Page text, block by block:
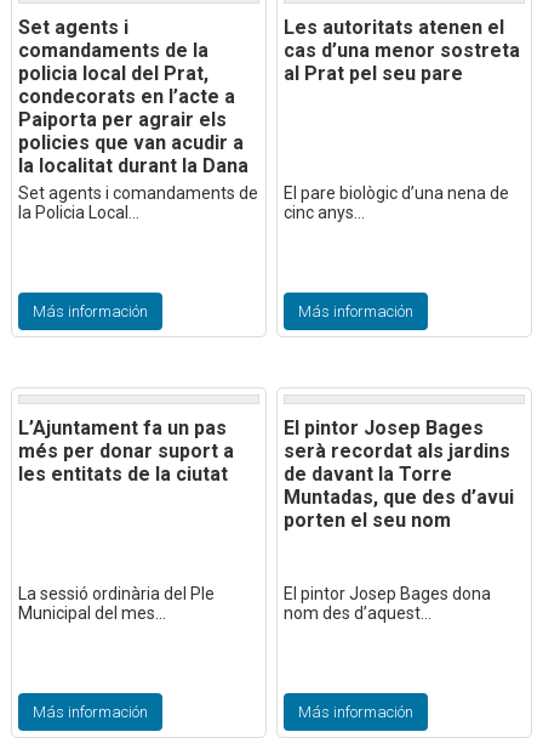
Set agents i
comandaments de la
policia local del Prat,
condecorats en l’acte a
Paiporta per agrair els
policies que van acudir a
la localitat durant la Dana
Set agents i comandaments de
la Policia Local...
Más información
Les autoritats atenen el
cas d’una menor sostreta
al Prat pel seu pare
El pare biològic d’una nena de
cinc anys...
Más información
L’Ajuntament fa un pas
més per donar suport a
les entitats de la ciutat
La sessió ordinària del Ple
Municipal del mes...
Más información
El pintor Josep Bages
serà recordat als jardins
de davant la Torre
Muntadas, que des d’avui
porten el seu nom
El pintor Josep Bages dona
nom des d’aquest...
Más información